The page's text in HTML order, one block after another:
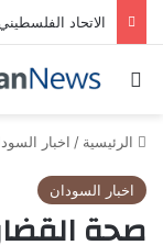
بحث عن
الرئيسية / اخبار
اخبار السودان